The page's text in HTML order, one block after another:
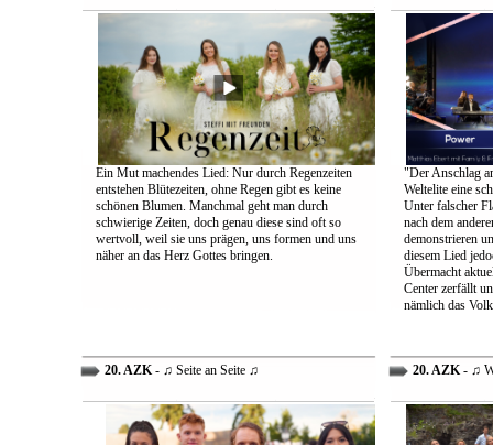
Ein Mut machendes Lied: Nur durch Regenzeiten
entstehen Blütezeiten, ohne Regen gibt es keine
schönen Blumen. Manchmal geht man durch
schwierige Zeiten, doch genau diese sind oft so
wertvoll, weil sie uns prägen, uns formen und uns
näher an das Herz Gottes bringen.
"Der Anschlag
Weltelite eine
Unter falscher
nach dem
demonstrieren
diesem Lied
Übermacht
Center zerfällt
nämlich das
20. AZK- ♫ Seite an Seite ♫ 20. AZK- ♫